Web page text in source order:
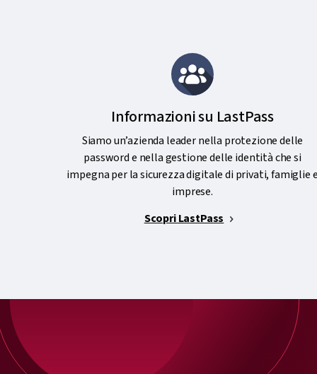
Informazioni su LastPass
Siamo un’azienda leader nella protezione delle
password e nella gestione delle identità che si
impegna per la sicurezza digitale di privati, famiglie e
imprese.
Scopri LastPass